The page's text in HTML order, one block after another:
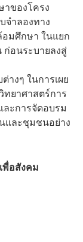
ของโครง
จำลองทาง
มศึกษา ในแยก
ก่อนระบายลงสู่
างๆ ในการเผย
ทยาศาสตร์การ
ะการจัดอบรม
และชุมชนอย่าง
พื่อสังคม